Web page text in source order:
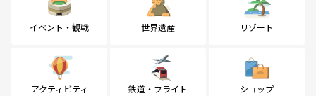
イベント・観戦 世界遺産 リゾート
アクティビティ 鉄道・フライト ショップ